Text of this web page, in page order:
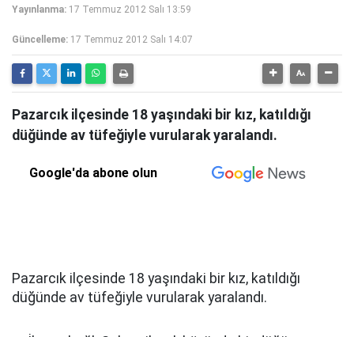
Yayınlanma: 17 Temmuz 2012 Salı 13:59
Güncelleme: 17 Temmuz 2012 Salı 14:07
Pazarcık ilçesinde 18 yaşındaki bir kız, katıldığı
düğünde av tüfeğiyle vurularak yaralandı.
Google'da abone olun
Pazarcık ilçesinde 18 yaşındaki bir kız, katıldığı
düğünde av tüfeğiyle vurularak yaralandı.